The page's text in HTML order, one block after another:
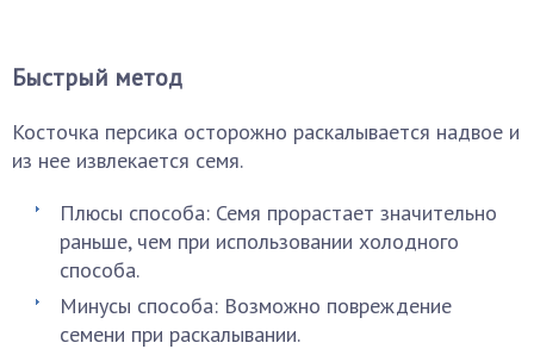
Быстрый метод
Косточка персика осторожно раскалывается надвое и
из нее извлекается семя.
Плюсы способа: Семя прорастает значительно
раньше, чем при использовании холодного
способа.
Минусы способа: Возможно повреждение
семени при раскалывании.